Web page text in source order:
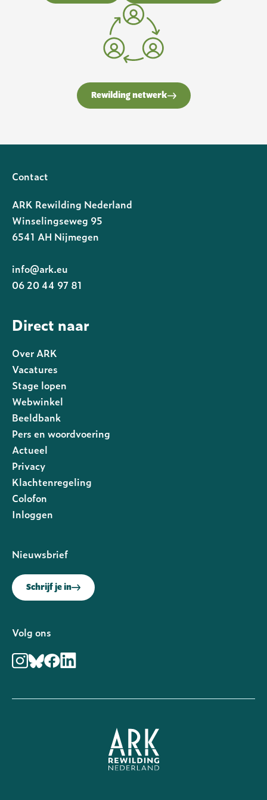
Rewilding netwerk
Contact
ARK Rewilding Nederland
Winselingseweg 95
6541 AH Nijmegen
info@ark.eu
06 20 44 97 81
Direct naar
Over ARK
Vacatures
Stage lopen
Webwinkel
Beeldbank
Pers en woordvoering
Footer
rechts
Actueel
Privacy
Klachtenregeling
Colofon
Inloggen
Nieuwsbrief
Schrijf je in
Volg ons